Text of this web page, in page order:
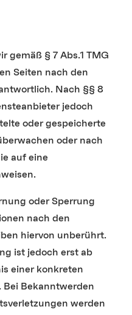
gemäß § 7 Abs.1 TMG
Seiten nach den
Nach §§ 8
jedoch
oder gespeicherte
oder nach
auf eine
oder Sperrung
nach den
hiervon unberührt.
ist jedoch erst ab
einer konkreten
Bei Bekanntwerden
werden